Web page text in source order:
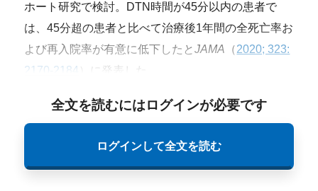
ホート研究で検討。DTN時間が45分以内の患者で
は、45分超の患者と比べて治療後1年間の全死亡率お
よび再入院率が有意に低下したとJAMA （2020; 323:
2170-2184
）に発表した。
全文を読むにはログインが必要です
ログインして全文を読む